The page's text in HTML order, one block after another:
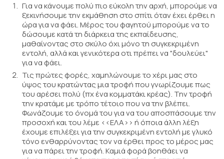
Για να κάνουμε πολύ πιο εύκολη την αρχή, μπορούμε να
ξεκινήσουμε την εκμάθηση στο σπίτι όταν έχει έρθει η
ώρα για να φάει. Μέρος του φαγητού μπορούμε να το
δώσουμε κατά τη διάρκεια της εκπαίδευσης,
μαθαίνοντας στο σκύλο όχι μόνο τη συγκεκριμένη
εντολή, αλλά και γενικότερα οτι πρέπει να "δουλεύει"
για να φάει.
Τις πρώτες φορές, χαμηλώνουμε το χέρι μας στο
ύψος του κρατώντας μια τροφή που γνωρίζουμε πως
του αρέσει πολύ (πχ ένα κομματάκι κρέας). Την τροφή
την κρατάμε με τρόπο τέτοιο που να την βλέπει.
Φωνάζουμε το όνομά του για να του αποσπάσουμε την
προσοχή και του λέμε <<ΕΛΑ>> ή όποια άλλη λέξη
έχουμε επιλέξει για την συγκεκριμένη εντολή με γλυκό
τόνο ενθαρρύνοντας τον να έρθει προς το μέρος μας
για να πάρει την τροφή. Καμιά φορά βοηθάει να